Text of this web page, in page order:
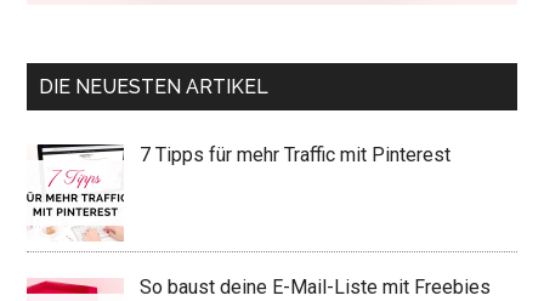
DIE NEUESTEN ARTIKEL
7 Tipps für mehr Traffic mit Pinterest
So baust deine E-Mail-Liste mit Freebies